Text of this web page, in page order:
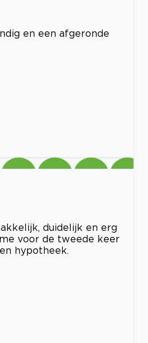
en een afgeronde
duidelijk en erg
voor de tweede keer
hypotheek.